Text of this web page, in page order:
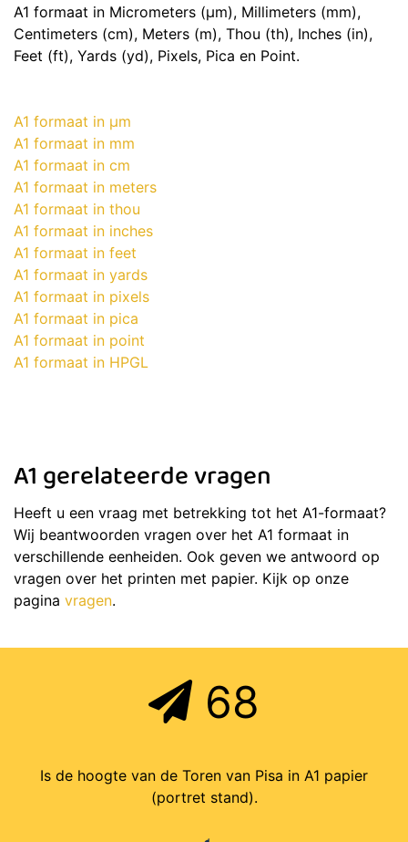
A1 formaat in Micrometers (μm), Millimeters (mm),
Centimeters (cm), Meters (m), Thou (th), Inches (in),
Feet (ft), Yards (yd), Pixels, Pica en Point.
A1 formaat in μm
A1 formaat in mm
A1 formaat in cm
A1 formaat in meters
A1 formaat in thou
A1 formaat in inches
A1 formaat in feet
A1 formaat in yards
A1 formaat in pixels
A1 formaat in pica
A1 formaat in point
A1 formaat in HPGL
A1 gerelateerde vragen
Heeft u een vraag met betrekking tot het A1-formaat?
Wij beantwoorden vragen over het A1 formaat in
verschillende eenheiden. Ook geven we antwoord op
vragen over het printen met papier. Kijk op onze
pagina vragen.
68
Is de hoogte van de Toren van Pisa in A1 papier
(portret stand).